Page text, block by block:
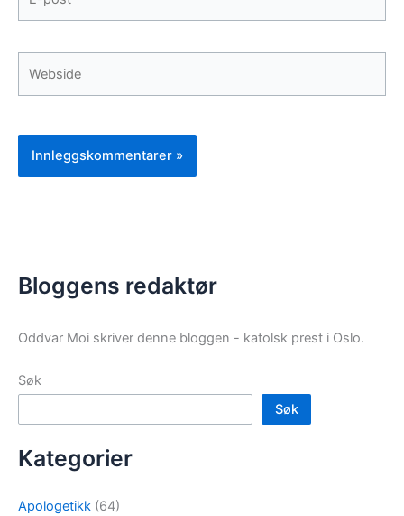
post*
Bloggens redaktør
Oddvar Moi skriver denne bloggen - katolsk prest i Oslo.
Søk
Søk
Kategorier
Apologetikk (64)